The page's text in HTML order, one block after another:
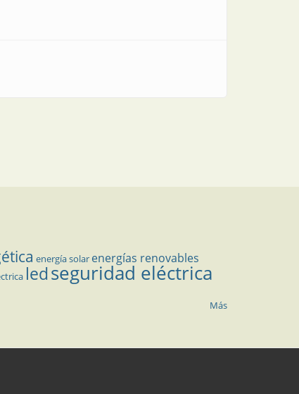
energía solar energías renovables
ledseguridad eléctrica
Más